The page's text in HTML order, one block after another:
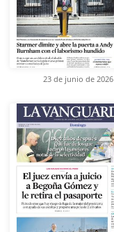
23 de junio de 2026